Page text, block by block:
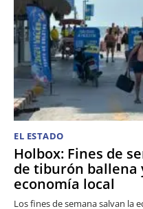
EL ESTADO
Holbox: Fines de
de tiburón ballena
economía local
Los fines de semana salvan la